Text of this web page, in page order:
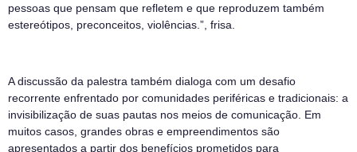
pessoas que pensam que refletem e que reproduzem também
estereótipos, preconceitos, violências.”, frisa.
A discussão da palestra também dialoga com um desafio
recorrente enfrentado por comunidades periféricas e tradicionais: a
invisibilização de suas pautas nos meios de comunicação. Em
muitos casos, grandes obras e empreendimentos são
apresentados a partir dos benefícios prometidos para